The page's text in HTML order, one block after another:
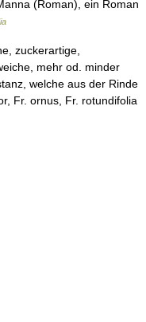
(Roman), ein Roman
zuckerartige,
mehr od. minder
welche aus der Rinde
Fr. ornus, Fr. rotundifolia